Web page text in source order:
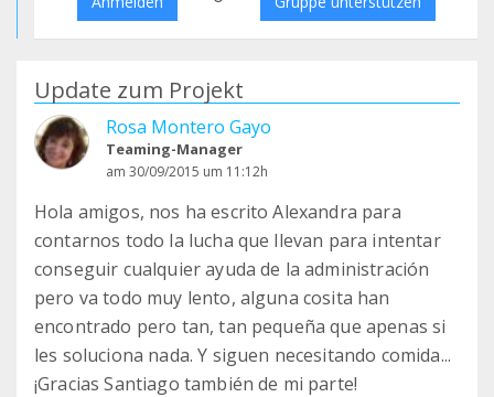
Update zum Projekt
Rosa Montero Gayo
Teaming-Manager
am 30/09/2015 um 11:12h
Hola amigos, nos ha escrito Alexandra para
contarnos todo la lucha que llevan para intentar
conseguir cualquier ayuda de la administración
pero va todo muy lento, alguna cosita han
encontrado pero tan, tan pequeña que apenas si
les soluciona nada. Y siguen necesitando comida...
¡Gracias Santiago también de mi parte!